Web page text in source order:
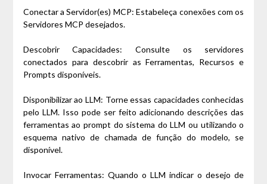
Conectar a Servidor(es) MCP: Estabeleça conexões com os
Servidores MCP desejados.
Descobrir Capacidades: Consulte os servidores
conectados para descobrir as Ferramentas, Recursos e
Prompts disponíveis.
Disponibilizar ao LLM: Torne essas capacidades conhecidas
pelo LLM. Isso pode ser feito adicionando descrições das
ferramentas ao prompt do sistema do LLM ou utilizando o
esquema nativo de chamada de função do modelo, se
disponível.
Invocar Ferramentas: Quando o LLM indicar o desejo de